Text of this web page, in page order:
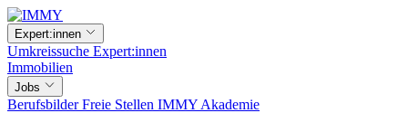
Expert:innen
Umkreissuche Expert:innen
Immobilien
Jobs
BerufsbilderFreie Stellen IMMY Akademie